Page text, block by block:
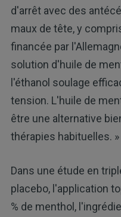
d'arrêt avec des
maux de tête, y
financée par
solution d'huile de
l'éthanol soulage
tension. L'huile de
être une alternative
thérapies habituelles. »
Dans une étude en
placebo, l'application
% de menthol,